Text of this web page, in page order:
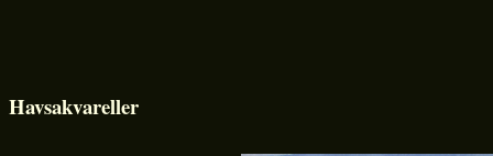
Havsakvareller